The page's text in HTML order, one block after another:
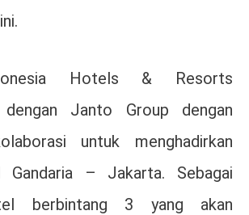
Hotels & Resorts
dengan Janto Group dengan
untuk menghadirkan
Gandaria – Jakarta. Sebagai
berbintang 3 yang akan